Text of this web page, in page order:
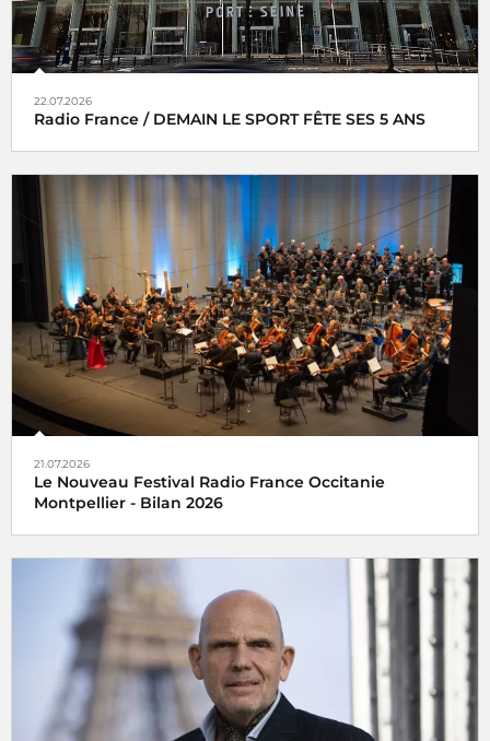
22.07.2026
Radio France / DEMAIN LE SPORT FÊTE SES 5 ANS
21.07.2026
Le Nouveau Festival Radio France Occitanie
Montpellier - Bilan 2026